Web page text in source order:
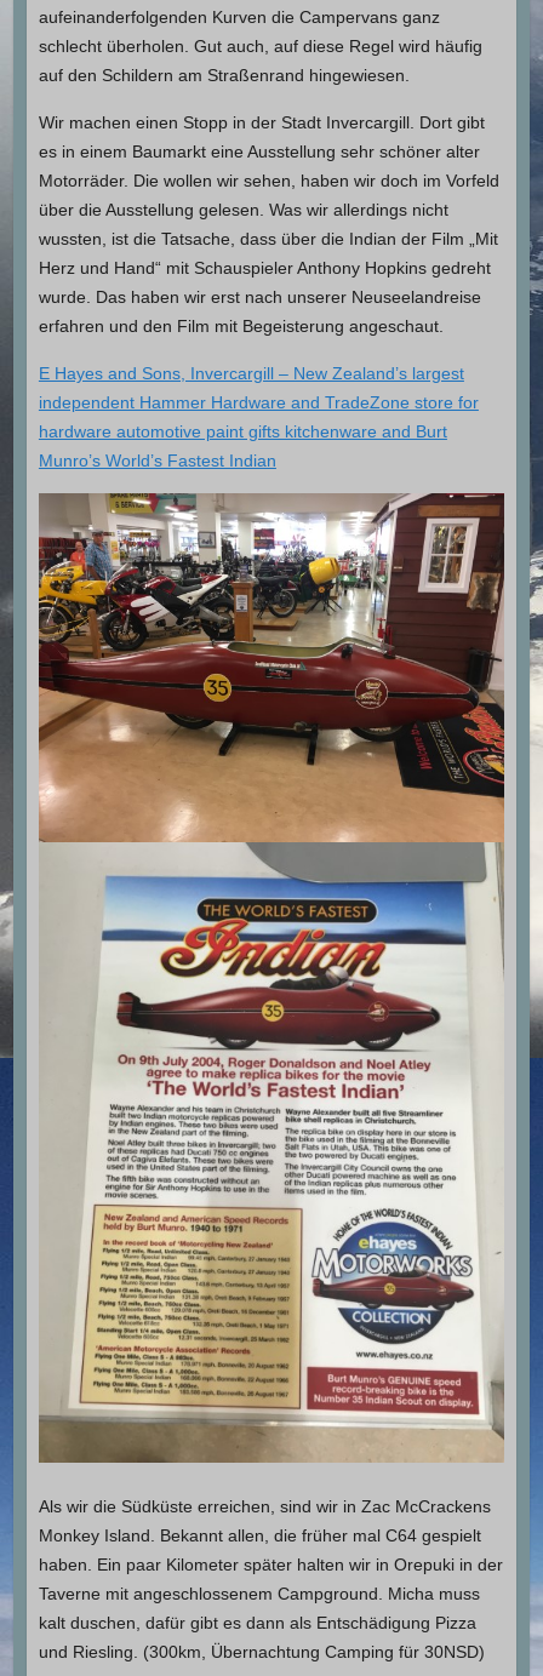
aufeinanderfolgenden Kurven die Campervans ganz
schlecht überholen. Gut auch, auf diese Regel wird häufig
auf den Schildern am Straßenrand hingewiesen.
Wir machen einen Stopp in der Stadt Invercargill. Dort gibt
es in einem Baumarkt eine Ausstellung sehr schöner alter
Motorräder. Die wollen wir sehen, haben wir doch im Vorfeld
über die Ausstellung gelesen. Was wir allerdings nicht
wussten, ist die Tatsache, dass über die Indian der Film „Mit
Herz und Hand“ mit Schauspieler Anthony Hopkins gedreht
wurde. Das haben wir erst nach unserer Neuseelandreise
erfahren und den Film mit Begeisterung angeschaut.
E Hayes and Sons, Invercargill – New Zealand’s largest
independent Hammer Hardware and TradeZone store for
hardware automotive paint gifts kitchenware and Burt
Munro’s World’s Fastest Indian
Als wir die Südküste erreichen, sind wir in Zac McCrackens
Monkey Island. Bekannt allen, die früher mal C64 gespielt
haben. Ein paar Kilometer später halten wir in Orepuki in der
Taverne mit angeschlossenem Campground. Micha muss
kalt duschen, dafür gibt es dann als Entschädigung Pizza
und Riesling. (300km, Übernachtung Camping für 30NSD)